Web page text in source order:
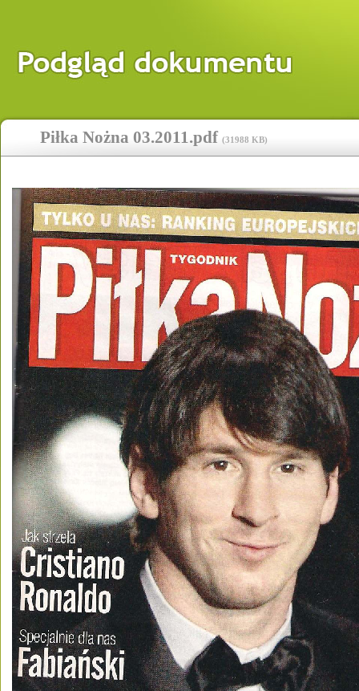
Piłka Nożna 03.2011.pdf (31988 KB)